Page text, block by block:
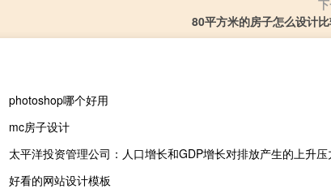
80平方米的房子怎么设计
photoshop哪个好用
mc房子设计
好看的网站设计模板